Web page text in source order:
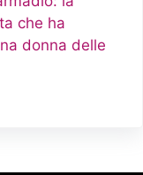
che ha
donna delle